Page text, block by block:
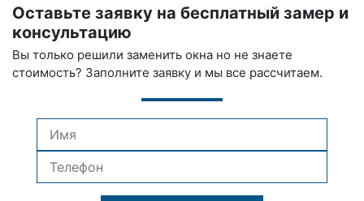
Оставьте заявку на бесплатный замер и
консультацию
Вы только решили заменить окна но не знаете
стоимость? Заполните заявку и мы все рассчитаем.